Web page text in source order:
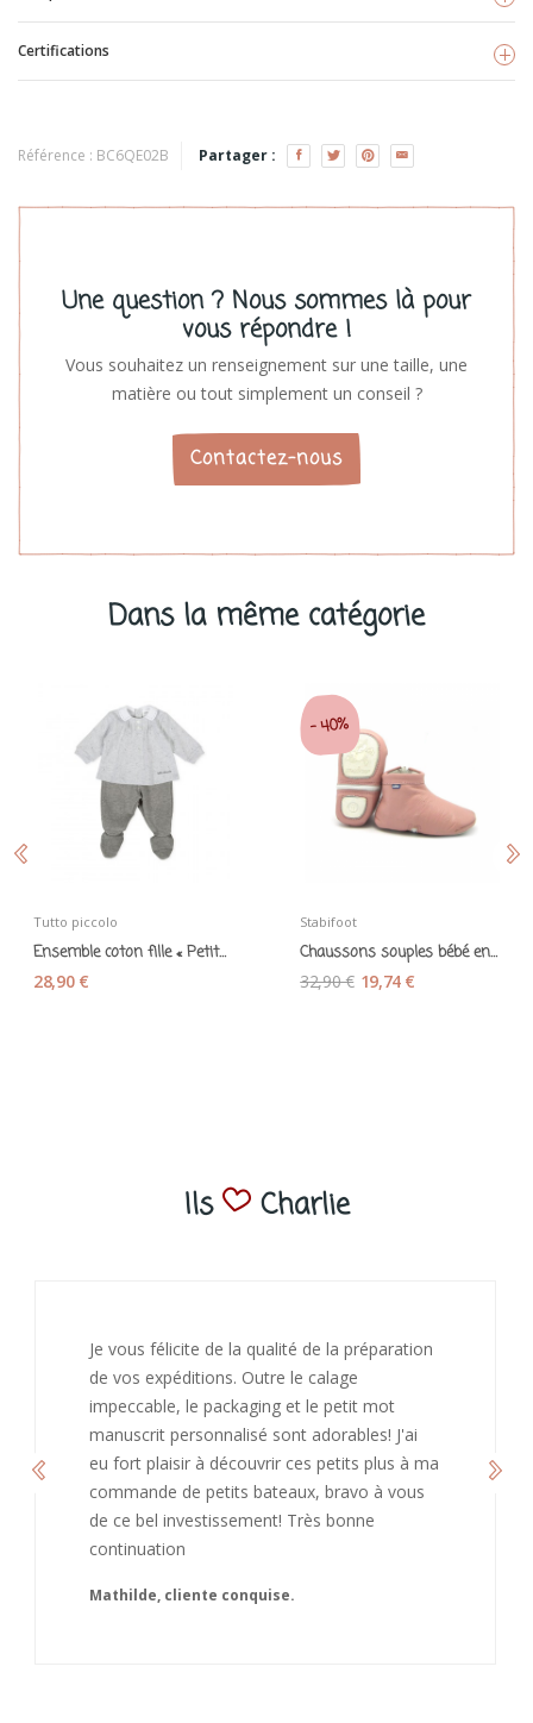
Voir les produits
Certifications
Référence : BC6QE02B Partager :
Une question ? Nous sommes là pour
vous répondre !
Vous souhaitez un renseignement sur une taille, une
matière ou tout simplement un conseil ?
Contactez-nous
Dans la même catégorie
Tutto piccolo
Ensemble coton fille « Petits mouton » gris
28,90 €
Stabifoot
Chaussons souples bébé en cuir rose 18
32,90 € 19,74 €
-40%
Ils Charlie
J’ai adoré ouvrir ce paquet votre message est
bienveillant et fait plaisir. Je ne manquerai pas
de recommandé chez vous. Bonne
continuation et merci à vous.
Caroline